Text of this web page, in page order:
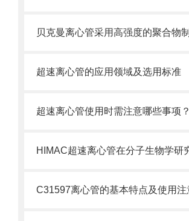
超速离心管的应用领域及选用标准
超速离心管使用时需注意哪些事项？